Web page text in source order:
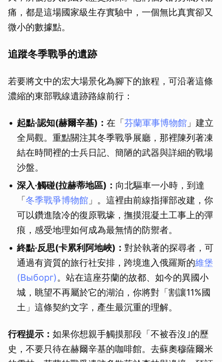
痛，都是這場國家級生存實驗中，一個無比真實卻又
微小的數據點。
追蹤冬季戰爭的遺跡
若要將文中的宏大場景化為腳下的旅程，可沿著這條
濃縮的東部戰線遺跡路線前行：
起點·認知(赫爾辛基)： 在「芬蘭軍事博物館 」建立
全局觀。重點關注其冬季戰爭展廳，那裡陳列著凍
結在時間裡的士兵日記、簡陋的武器與詳細的戰場
沙盤。
深入·觸碰(拉赫蒂地區)： 向北驅車一小時，到達
「冬季戰爭博物館 」。這裡由前線指揮部改建，你
可以鑽進陰冷的復原戰壕，撫摸混凝土工事上的彈
痕，感受地理如何成為最無情的防禦者。
終點·反思(卡累利阿地峽)： 對於執著的探尋者，可
通過有資質的旅行社安排，跨境進入俄羅斯的維堡
(Выборг)。站在這座芬蘭的故都、如今的異國小
城，眺望不再屬於它的湖泊，你將對「割讓11%國
土」這條契約文字，產生最沉重的理解。
行程提示： 如果你想親手觸摸那段「不被吞沒｣的歷
史，不要只待在赫爾辛基的咖啡館。去蘇奧穆薩爾米